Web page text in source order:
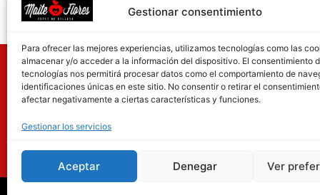
Gestionar consentimiento
Para ofrecer las mejores experiencias, utilizamos tecnologías como las
almacenar y/o acceder a la información del dispositivo. El consentimiento
tecnologías nos permitirá procesar datos como el comportamiento de
identificaciones únicas en este sitio. No consentir o retirar el
afectar negativamente a ciertas características y funciones.
Gestionar los servicios
Aceptar Denegar Ver
Enviar
Peluquería Maite
C/Llorenç de Vilallonga, 7 (local esquina)
627 798 113